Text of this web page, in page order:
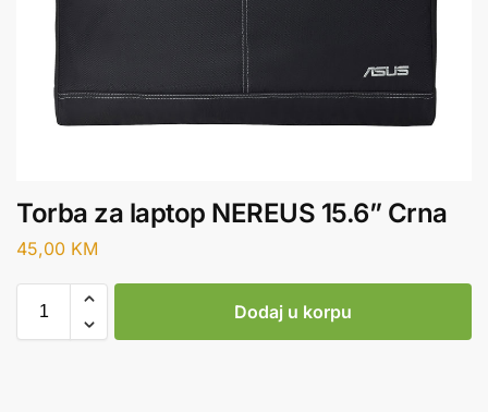
Torba za laptop NEREUS 15.6” Crna
45,00 KM
Dodaj u korpu